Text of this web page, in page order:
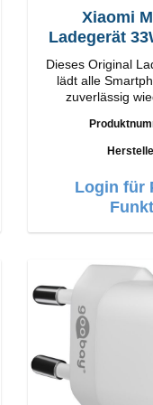
Xiaomi
Ladegerät 33W + 3A
Dieses Original
lädt alle
zuverlässig
Verarbeitung Anschlüsse: USB-A
Output: 33W Farbe: Weiss 3A Kabel
Login für